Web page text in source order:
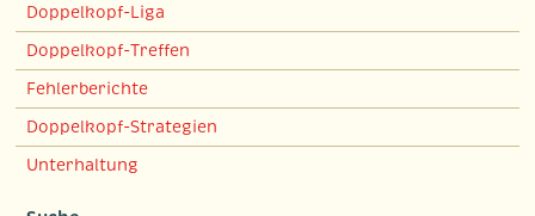
Doppelkopf-Liga
Doppelkopf-Treffen
Fehlerberichte
Doppelkopf-Strategien
Unterhaltung